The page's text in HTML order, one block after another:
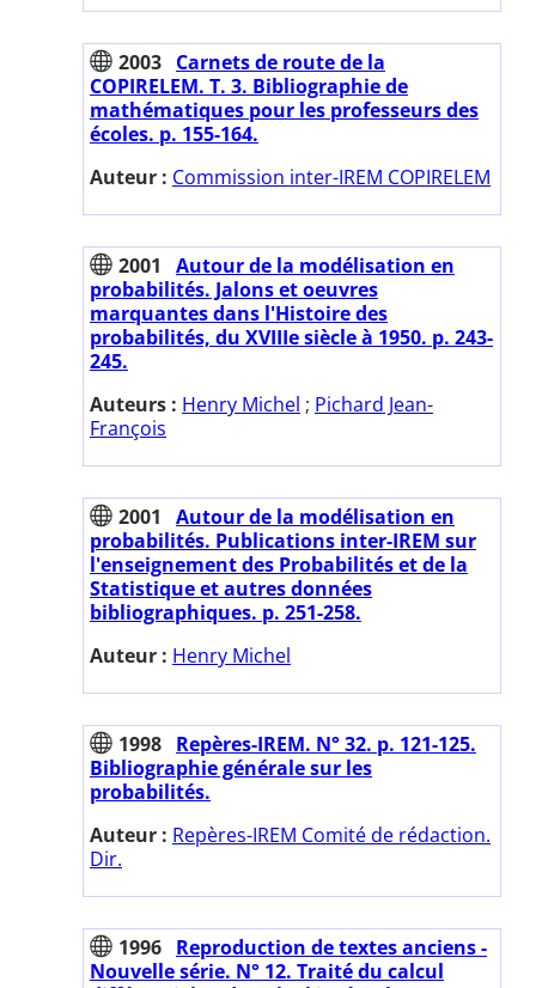
2003 Carnets de route de la
COPIRELEM. T. 3. Bibliographie de
mathématiques pour les professeurs des
écoles. p. 155-164.
Auteur : Commission inter-IREM COPIRELEM
2001
Autour de la modélisation en
probabilités. Jalons et oeuvres
marquantes dans l'Histoire des
probabilités, du XVIIIe siècle à 1950. p. 243-
245.
Auteurs : Henry Michel ; Pichard Jean-
François
2001
Autour de la modélisation en
probabilités. Publications inter-IREM sur
l'enseignement des Probabilités et de la
Statistique et autres données
bibliographiques. p. 251-258.
Auteur : Henry Michel
1998 Repères-IREM. N° 32. p. 121-125.
Bibliographie générale sur les
probabilités.
Auteur : Repères-IREM Comité de rédaction.
Dir.
1996 Reproduction de textes anciens -
Nouvelle série. N° 12. Traité du calcul